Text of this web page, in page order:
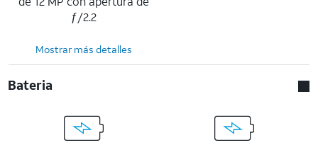
ƒ/2.2
Mostrar más detalles
Bateria